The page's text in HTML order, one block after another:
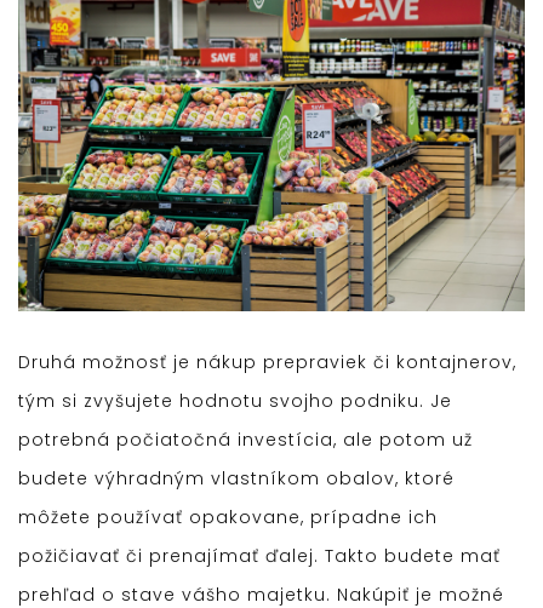
Druhá možnosť je nákup prepraviek či kontajnerov,
tým si zvyšujete hodnotu svojho podniku. Je
potrebná počiatočná investícia, ale potom už
budete výhradným vlastníkom obalov, ktoré
môžete používať opakovane, prípadne ich
požičiavať či prenajímať ďalej. Takto budete mať
prehľad o stave vášho majetku. Nakúpiť je možné